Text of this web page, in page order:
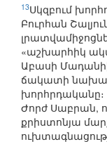
13Սկզբում
Բուրհան
«աշխարհիկ
Աբասի
ճակատի
խորհրդականը։
Ժորժ Սաբրան,
քրիստոնյա